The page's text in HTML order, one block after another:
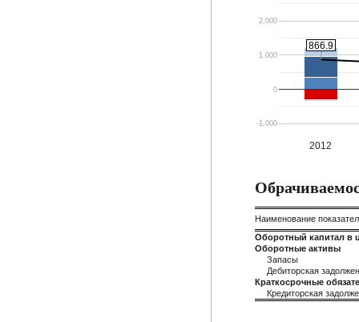
2012
-1,000
0
1,000
2,000
866.9
866.9
Наименование
Оборотный капитал в
Оборотные активы
Запасы
Дебиторская
Краткосрочные
Кредиторская